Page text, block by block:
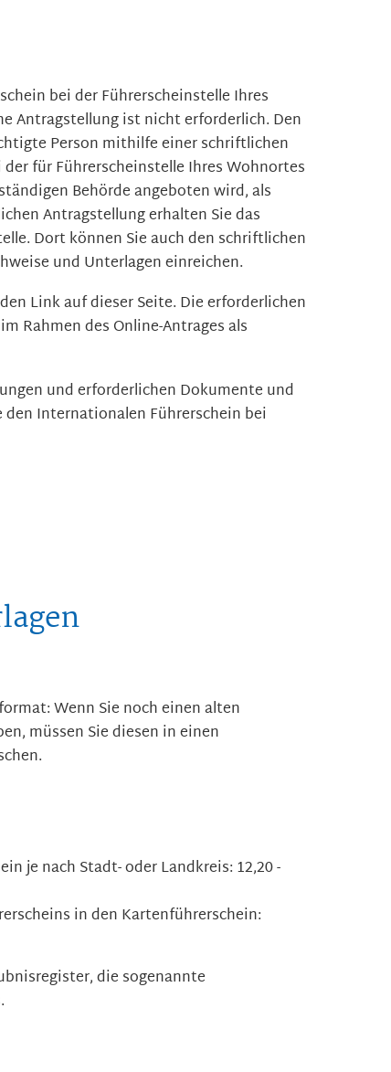
bei der Führerscheinstelle Ihres
Antragstellung ist nicht erforderlich. Den
Person mithilfe einer schriftlichen
für Führerscheinstelle Ihres Wohnortes
Behörde angeboten wird, als
Antragstellung erhalten Sie das
Dort können Sie auch den schriftlichen
und Unterlagen einreichen.
Link auf dieser Seite. Die erforderlichen
Rahmen des Online-Antrages als
und erforderlichen Dokumente und
den Internationalen Führerschein bei
Wenn Sie noch einen alten
müssen Sie diesen in einen
je nach Stadt- oder Landkreis: 12,20 -
in den Kartenführerschein:
die sogenannte